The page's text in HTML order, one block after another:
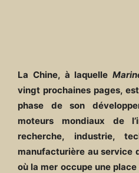
La Chine, à laquelle
vingt prochaines pages,
phase de son
moteurs mondiaux de
recherche, industrie,
manufacturière au service
où la mer occupe une